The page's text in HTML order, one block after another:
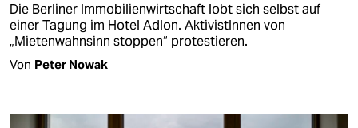
Die Berliner Immobilienwirtschaft lobt sich selbst auf
einer Tagung im Hotel Adlon. AktivistInnen von
„Mietenwahnsinn stoppen“ protestieren.
Von Peter Nowak